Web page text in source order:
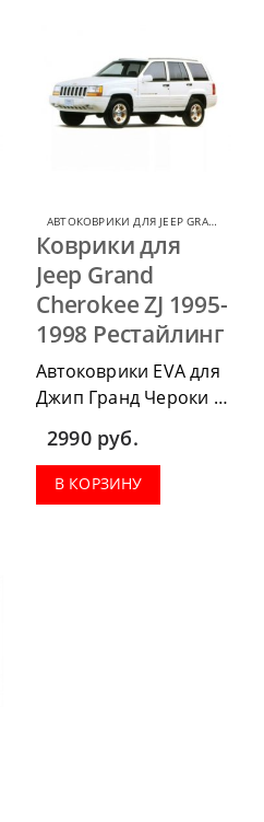
,КОВРИКИ ДЛЯ JEEP АВТОКОВРИКИ ДЛЯ JEEP GRAND CHEROKEE
Коврики для
Jeep Grand
Cherokee ZJ 1995-
1998 Рестайлинг
Автоковрики EVA для
Джип Гранд Чероки ZJ
приобрести в
комплектации:
водительский коврик,
2990 руб.
В КОРЗИНУ